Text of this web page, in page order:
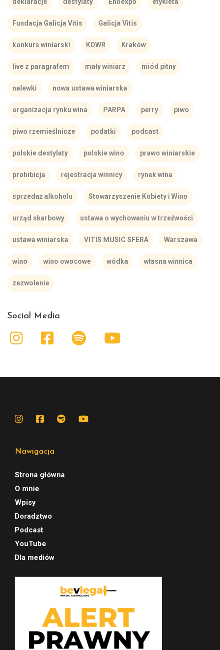
Fundacja Galicja Vitis Galicja Vitis
konkurs winiarski KOWR Kraków
live z paragrafem mały winiarz miód pitny
nalewki nowa ustawa winiarska
organizacja rynku wina PARPA perry piwo
piwo rzemieślnicze podatki podcast
polskie destylaty polskie wino prawo winiarskie
prohibicja rejestracja winnicy rynek wina
sprzedaż alkoholu Stowarzyszenie Kobiety i Wino
urząd skarbowy ustawa o wychowaniu w trzeźwości
ustawa winiarska VITIS MUSIC SFERA Warszawa
wino wino owocowe wódka własna winnica
zezwolenie
Social Media
Nawigacja
Strona główna
O mnie
Wpisy
Doradztwo
Podcast
YouTube
Dla mediów